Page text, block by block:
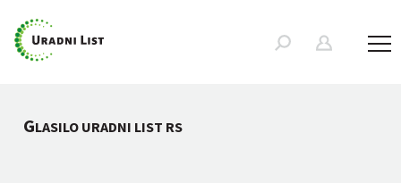
GLASILO URADNI LIST RS